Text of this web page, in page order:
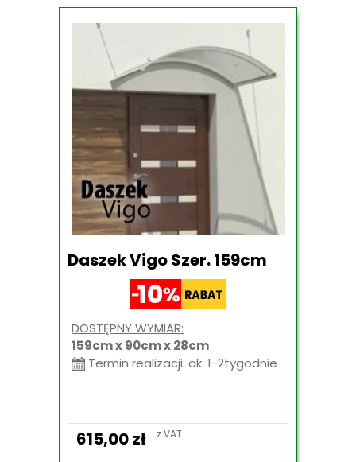
Daszek Vigo Szer. 159cm
DOSTĘPNY WYMIAR:
159cm x 90cm x 28cm
Termin realizacji: ok. 1-2tygodnie
615,00zł z VAT